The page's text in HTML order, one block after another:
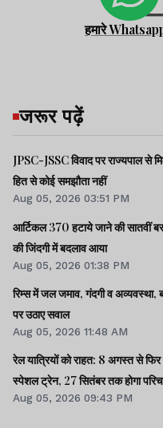
हमारे
जरूर पढ़ें
JPSC-JSSC विवाद पर राज्यपाल से
हित से कोई समझौता नहीं
Aug 05, 2026 03:51 PM
आर्टिकल 370 हटाये जाने की सातवीं
की जिंदगी में बदलाव आया
Aug 05, 2026 01:38 PM
रिम्स में जल जमाव, गंदगी व अव्यवस्था,
पर उठाए सवाल
Aug 05, 2026 11:48 AM
रेल यात्रियों को राहत: 8 अगस्त से
स्पेशल ट्रेन, 27 सितंबर तक होगा
Aug 05, 2026 09:43 PM